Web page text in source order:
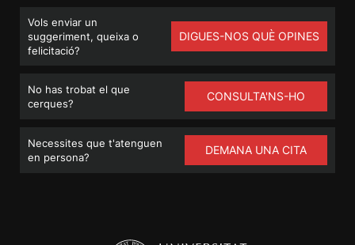
Vols enviar un
suggeriment, queixa o
felicitació?
DIGUES-NOS QUÈ OPINES
No has trobat el que
cerques?
CONSULTA'NS-HO
Necessites que t'atenguen
en persona?
DEMANA UNA CITA